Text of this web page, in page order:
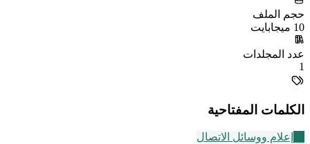
حجم الملف
10 ميجابايت
عدد المجلدات
1
الكلمات المفتاحية
إعلام ووسائل الاتصال